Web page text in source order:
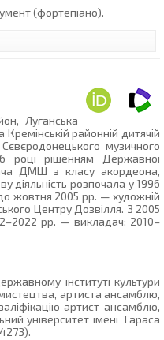
(фортепіано).
Луганська
районній дитячій
музичного
році рішенням Державної
ДМШ з класу акордеона,
розпочала у 1996
жовтня 2005 рр. — художній
Центру Дозвілля. З 2005
рр. — викладач; 2010–
інституті культури
артиста ансамблю,
артист ансамблю,
університет імені Тараса